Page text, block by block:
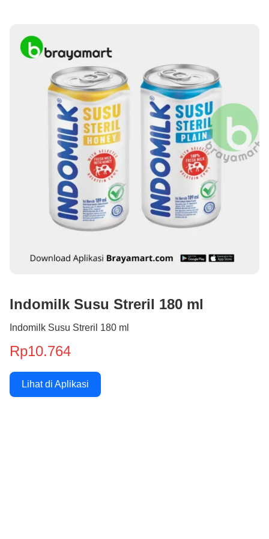
Indomilk Susu Streril 180 ml
Indomilk Susu Streril 180 ml
Rp10.764
Lihat di Aplikasi